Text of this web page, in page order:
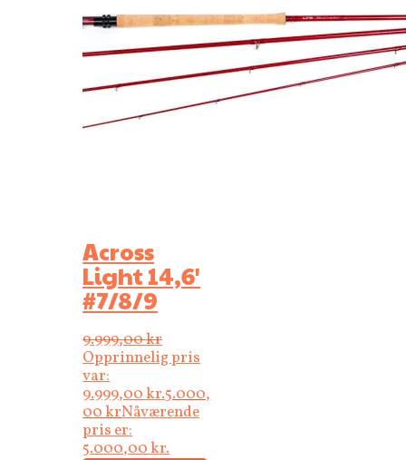
Across
Light 14,6′
#7/8/9
9.999,00kr
Opprinnelig pris
var:
9.999,00 kr.5.000,
00krNåværende
pris er:
5.000,00 kr.